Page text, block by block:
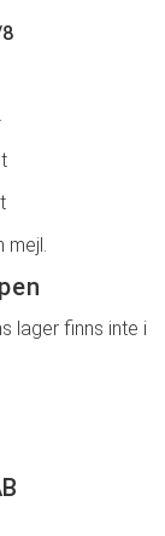
mejl.
lager finns inte i